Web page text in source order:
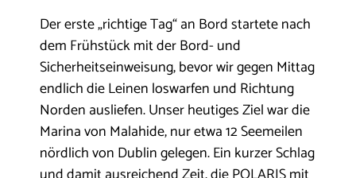
Der erste „richtige Tag“ an Bord startete nach
dem Frühstück mit der Bord- und
Sicherheitseinweisung, bevor wir gegen Mittag
endlich die Leinen loswarfen und Richtung
Norden ausliefen. Unser heutiges Ziel war die
Marina von Malahide, nur etwa 12 Seemeilen
nördlich von Dublin gelegen. Ein kurzer Schlag